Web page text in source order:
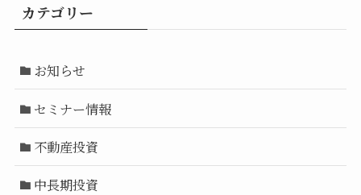
カテゴリー
お知らせ
セミナー情報
不動産投資
中長期投資